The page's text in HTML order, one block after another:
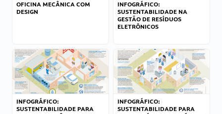
OFICINA MECÂNICA COM
DESIGN
INFOGRÁFICO:
SUSTENTABILIDADE NA
GESTÃO DE RESÍDUOS
ELETRÔNICOS
INFOGRÁFICO:
SUSTENTABILIDADE PARA
INFOGRÁFICO:
SUSTENTABILIDADE PARA